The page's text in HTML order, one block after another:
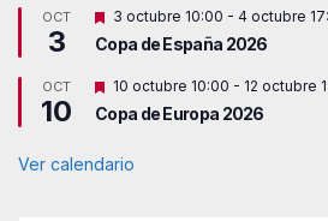
d
a
c
d
OCT
3
D
s
a
c
o
3 octubre 10:00 - 4 octubre
Copa de España 2026
OCT
10
D
s
a
10 octubre 10:00 - 12 octubre
Copa de Europa 2026
Ver calendario